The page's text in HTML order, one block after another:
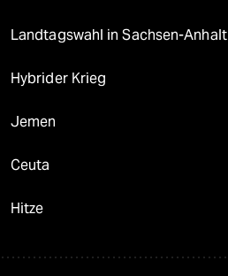
Landtagswahl in Sachsen-Anhalt
Hybrider Krieg
Jemen
Ceuta
Hitze